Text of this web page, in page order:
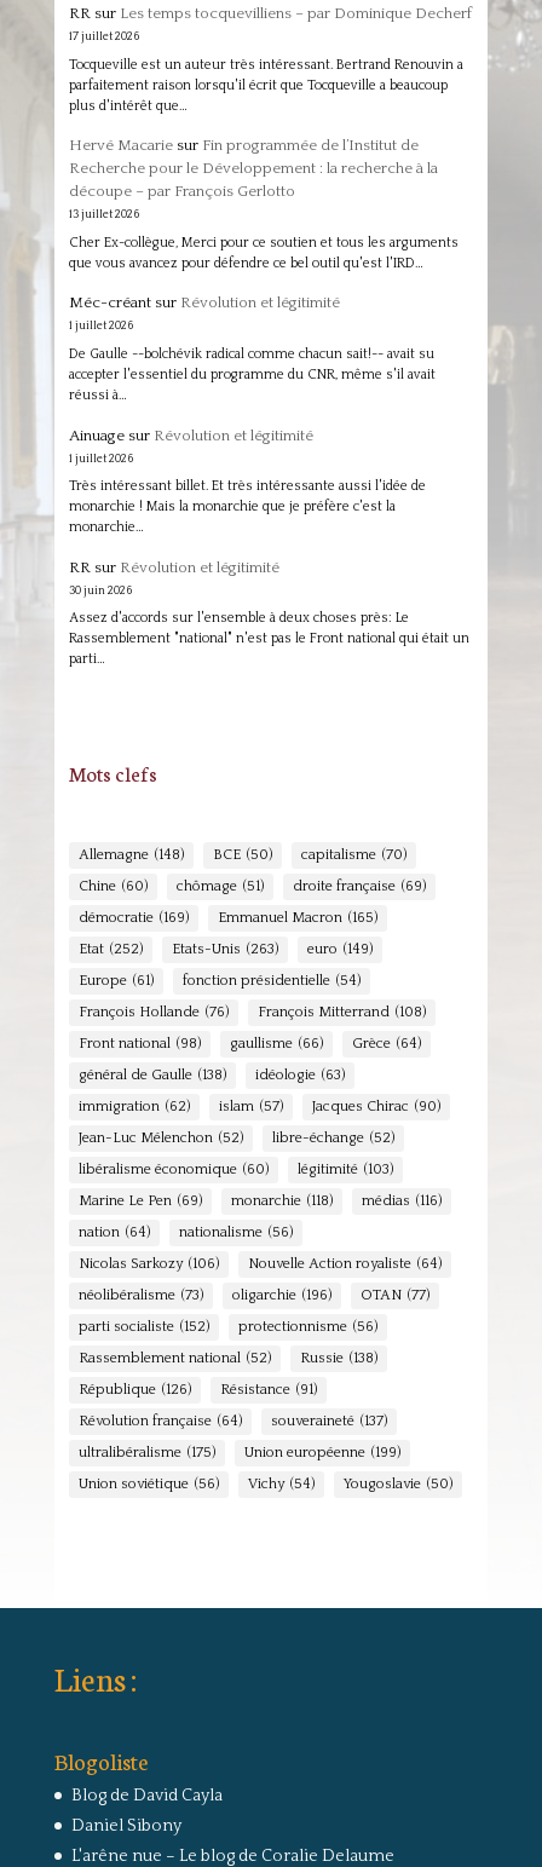
RRsur Les temps tocquevilliens – par Dominique Decherf
17 juillet 2026
Tocqueville est un auteur très intéressant. Bertrand Renouvin a
parfaitement raison lorsqu'il écrit que Tocqueville a beaucoup
plus d'intérêt que…
Hervé Macariesur Fin programmée de l’Institut de
Recherche pour le Développement : la recherche à la
découpe – par François Gerlotto
13 juillet 2026
Cher Ex-collègue, Merci pour ce soutien et tous les arguments
que vous avancez pour défendre ce bel outil qu'est l'IRD…
Méc-créantsur Révolution et légitimité
1 juillet 2026
De Gaulle --bolchévik radical comme chacun sait!-- avait su
accepter l'essentiel du programme du CNR, même s'il avait
réussi à…
Ainuagesur Révolution et légitimité
1 juillet 2026
Très intéressant billet. Et très intéressante aussi l'idée de
monarchie ! Mais la monarchie que je préfère c'est la
monarchie…
RR sur Révolution et légitimité
30 juin 2026
Assez d'accords sur l'ensemble à deux choses près: Le
Rassemblement "national" n'est pas le Front national qui était un
parti…
Mots clefs
Allemagne (148) BCE (50) capitalisme (70)
Chine (60) chômage (51) droite française (69)
démocratie (169) Emmanuel Macron (165)
Etat (252) Etats-Unis (263) euro (149)
Europe (61) fonction présidentielle (54)
François Hollande (76) François Mitterrand (108)
Front national (98) gaullisme (66) Grèce (64)
général de Gaulle (138) idéologie (63)
immigration (62) islam (57) Jacques Chirac (90)
Jean-Luc Mélenchon (52) libre-échange (52)
libéralisme économique (60) légitimité (103)
Marine Le Pen (69) monarchie (118) médias (116)
nation (64) nationalisme (56)
Nicolas Sarkozy (106) Nouvelle Action royaliste (64)
néolibéralisme (73) oligarchie (196) OTAN (77)
parti socialiste (152) protectionnisme (56)
Rassemblement national (52) Russie (138)
République (126) Résistance (91)
Révolution française (64) souveraineté (137)
ultralibéralisme (175) Union européenne (199)
Union soviétique (56) Vichy (54) Yougoslavie (50)
Liens :
Blogoliste
Blog de David Cayla
Daniel Sibony
L'arêne nue – Le blog de Coralie Delaume